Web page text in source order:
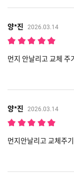
양*진 2026.03.14
먼지 안날리고 교체 주
양*진 2026.03.14
먼지안날리고 교체주